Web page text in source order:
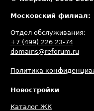
Московский филиал:
Отдел обслуживания:
+7 (499) 226 23-74
domains@reforum.ru
Политика
Новостройки
Каталог ЖК